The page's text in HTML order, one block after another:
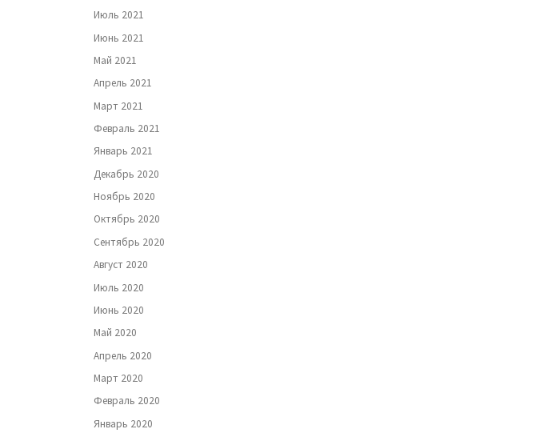
Июль 2021
Июнь 2021
Май 2021
Апрель 2021
Март 2021
Февраль 2021
Январь 2021
Декабрь 2020
Ноябрь 2020
Октябрь 2020
Сентябрь 2020
Август 2020
Июль 2020
Июнь 2020
Май 2020
Апрель 2020
Март 2020
Февраль 2020
Январь 2020